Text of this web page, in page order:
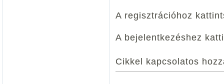
A regisztrációhoz
A bejelentkezéshez
Cikkel kapcsolatos